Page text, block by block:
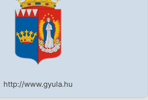
http://www.gyula.hu